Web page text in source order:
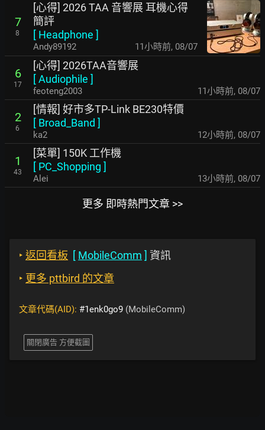
7
8
[心得] 2026 TAA 音響展 耳機心得
簡評
[ Headphone ]
Andy89192 11小時前, 08/07
6
17
[心得] 2026TAA音響展
[Audiophile ]
feoteng2003 11小時前, 08/07
2
6
[情報] 好市多TP-Link BE230特價
[ Broad_Band ]
ka2 12小時前, 08/07
1
43
[菜單] 150K 工作機
[ PC_Shopping ]
Alei 13小時前, 08/07
更多 即時熱門文章 >>
‣ 返回看板 [ MobileComm ] 資訊
‣ 更多 pttbird 的文章
文章代碼(AID): #1enk0go9 (MobileComm)
關閉廣告 方便截圖